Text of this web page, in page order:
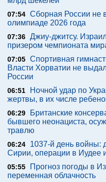
07:54 Сборная России не
олимпиаде 2026 года
07:36 Джиу-джитсу.
призером чемпионата
07:05 Спортивная
Власти Хорватии не
России
06:51
Ночной удар по
жертвы, в их числе
06:29
Британские
бывшего неонациста,
травлю
06:24
1037-й день войны:
Сирии, операции в Иудее
05:55
Прогноз погоды в
переменная облачность